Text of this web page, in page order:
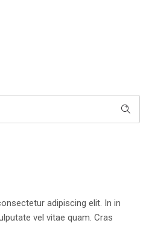
adipiscing elit. In in
vel vitae quam. Cras